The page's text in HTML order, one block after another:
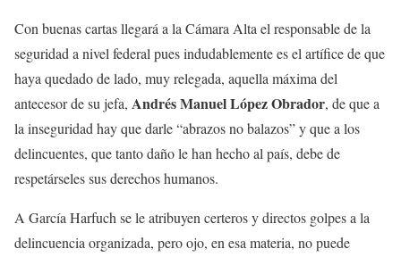
Con buenas cartas llegará a la Cámara Alta el responsable de la
seguridad a nivel federal pues indudablemente es el artífice de que
haya quedado de lado, muy relegada, aquella máxima del
antecesor de su jefa, Andrés Manuel López Obrador, de que a
la inseguridad hay que darle “abrazos no balazos” y que a los
delincuentes, que tanto daño le han hecho al país, debe de
respetárseles sus derechos humanos.
A García Harfuch se le atribuyen certeros y directos golpes a la
delincuencia organizada, pero ojo, en esa materia, no puede